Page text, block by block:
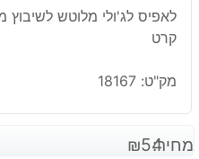
קרט
מק"ט: 18167
מחיר: ₪54